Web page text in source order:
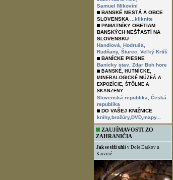
Samuel Mikovíni
BANSKÉ MESTÁ A OBCE
SLOVENSKA
...kliknite
PAMÄTNÍKY OBETIAM
BANSKÝCH NEŠŤASTÍ NA
SLOVENSKU
Handlová,
Hodruša,
Rudňany, Šturec,
Veľký Krtíš
BANÍCKE PIESNE
Banícky stav, Zdar Boh hore
BANSKÉ, HUTNÍCKE,
MINERALOGICKÉ MÚZEÁ A
EXPOZÍCIE, ŠTÔLNE A
SKANZENY
Slovenská republika,
Česká
republika
DO VAŠEJ KNIŽNICE
knihy,brožúry,DVD,mapy...
ZAUJÍMAVOSTI ZO
ZAHRANIČIA
Jak se těží uhlív Dole Darkov u
Karviné